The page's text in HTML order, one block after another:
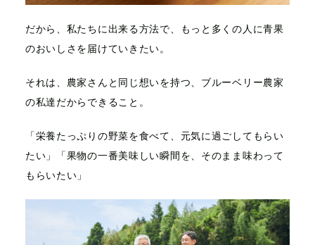
だから、私たちに出来る方法で、
もっと多くの人に青果
のおいしさを届けていきたい。
それは、農家さんと同じ想いを持つ、 ブルーベリー農家
の私達だからできること。
「栄養たっぷりの野菜を食べて、元気に過ごしてもらい
たい」
「果物の一番美味しい瞬間を、そのまま味わって
もらいたい」